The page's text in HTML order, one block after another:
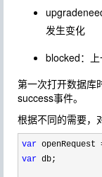
发生变化
blocked：
第一次打开数据库
success事件。
根据不同的需要，
var
var db;